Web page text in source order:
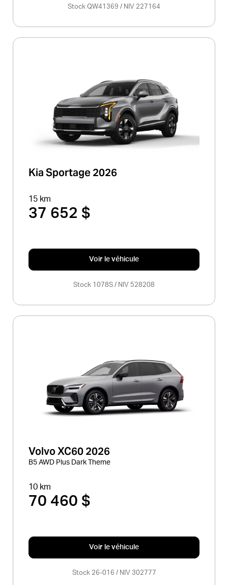
Stock QW41369 / NIV 227164
Kia Sportage 2026
15 km
37 652 $
Voir le véhicule
Stock 1078S / NIV 528208
Volvo XC60 2026
B5 AWD Plus Dark Theme
10 km
70 460 $
Voir le véhicule
Stock 26-016 / NIV 302777